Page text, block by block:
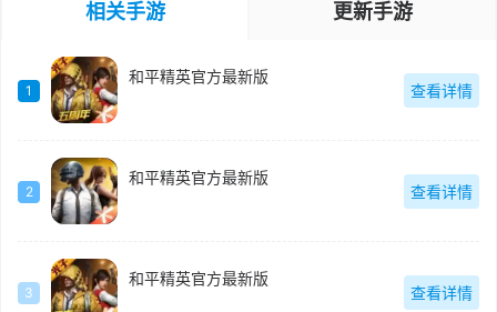
相关手游 更新手游
1
和平精英官方最新版
查看详情
2
和平精英官方最新版
查看详情
3
和平精英官方最新版
查看详情